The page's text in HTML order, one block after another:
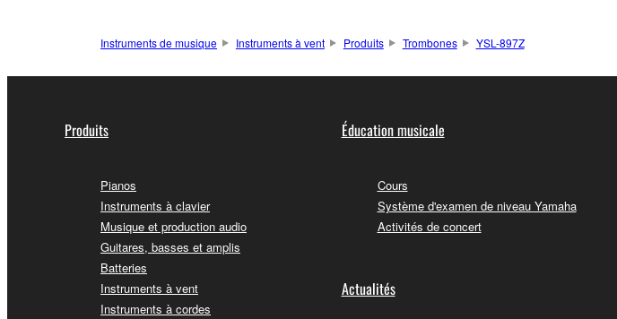
Instruments de musique Instruments à vent Produits Trombones YSL-897Z
Produits
Pianos
Instruments à clavier
Musique et production audio
Guitares, basses et amplis
Batteries
Instruments à vent
Instruments à cordes
Éducation musicale
Cours
Système d'examen de niveau Yamaha
Activités de concert
Actualités